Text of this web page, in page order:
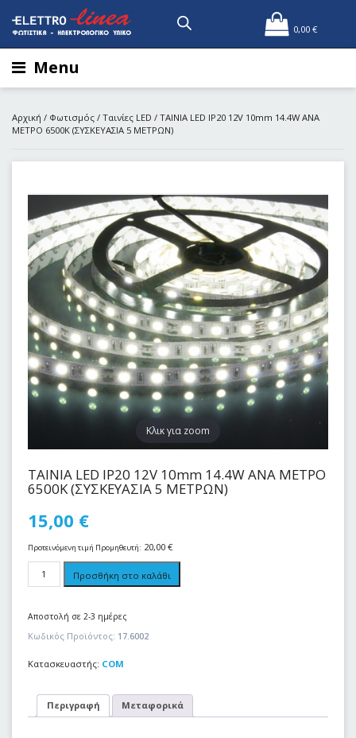
0,00 €
Menu
Αρχική / Φωτισμός / Ταινίες LED / ΤΑΙΝΙΑ LED IP20 12V 10mm 14.4W ANA
METΡΟ 6500Κ (ΣΥΣΚΕΥΑΣΙΑ 5 ΜΕΤΡΩΝ)
Kλικ για zoom
ΤΑΙΝΙΑ LED IP20 12V 10mm 14.4W ANA METΡΟ
6500Κ (ΣΥΣΚΕΥΑΣΙΑ 5 ΜΕΤΡΩΝ)
15,00 €
Προτεινόμενη τιμή Προμηθευτή: 20,00 €
Προσθήκη στο καλάθι
Αποστολή σε 2-3 ημέρες
Κωδικός Προϊόντος: 17.6002
Κατασκευαστής: COM
Περιγραφή Μεταφορικά